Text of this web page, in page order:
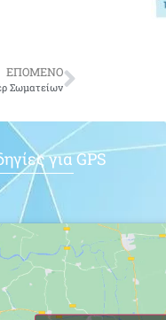
ΕΠΟΜΕΝΟ
Σωματείων
για GPS